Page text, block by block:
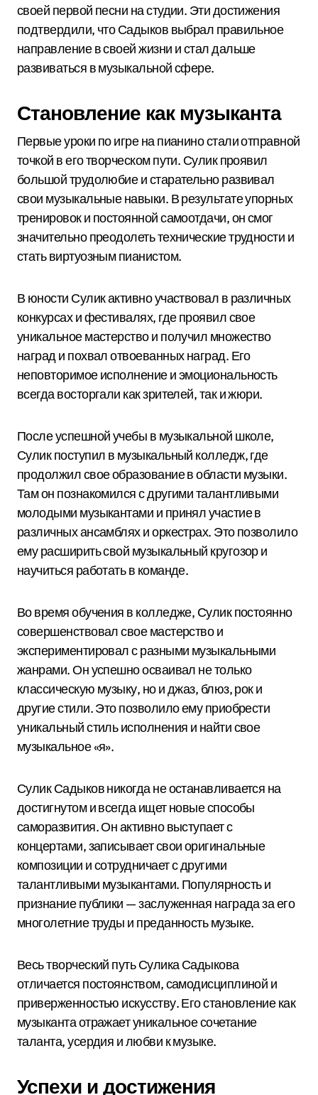
своей первой песни на студии. Эти достижения
подтвердили, что Садыков выбрал правильное
направление в своей жизни и стал дальше
развиваться в музыкальной сфере.
Становление как музыканта
Первые уроки по игре на пианино стали отправной
точкой в его творческом пути. Сулик проявил
большой трудолюбие и старательно развивал
свои музыкальные навыки. В результате упорных
тренировок и постоянной самоотдачи, он смог
значительно преодолеть технические трудности и
стать виртуозным пианистом.
В юности Сулик активно участвовал в различных
конкурсах и фестивалях, где проявил свое
уникальное мастерство и получил множество
наград и похвал отвоеванных наград. Его
неповторимое исполнение и эмоциональность
всегда восторгали как зрителей, так и жюри.
После успешной учебы в музыкальной школе,
Сулик поступил в музыкальный колледж, где
продолжил свое образование в области музыки.
Там он познакомился с другими талантливыми
молодыми музыкантами и принял участие в
различных ансамблях и оркестрах. Это позволило
ему расширить свой музыкальный кругозор и
научиться работать в команде.
Во время обучения в колледже, Сулик постоянно
совершенствовал свое мастерство и
экспериментировал с разными музыкальными
жанрами. Он успешно осваивал не только
классическую музыку, но и джаз, блюз, рок и
другие стили. Это позволило ему приобрести
уникальный стиль исполнения и найти свое
музыкальное «я».
Сулик Садыков никогда не останавливается на
достигнутом и всегда ищет новые способы
саморазвития. Он активно выступает с
концертами, записывает свои оригинальные
композиции и сотрудничает с другими
талантливыми музыкантами. Популярность и
признание публики — заслуженная награда за его
многолетние труды и преданность музыке.
Весь творческий путь Сулика Садыкова
отличается постоянством, самодисциплиной и
приверженностью искусству. Его становление как
музыканта отражает уникальное сочетание
таланта, усердия и любви к музыке.
Успехи и достижения